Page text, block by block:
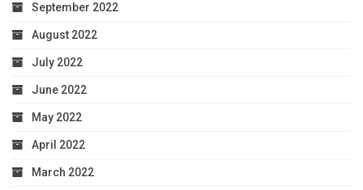
September 2022
August 2022
July 2022
June 2022
May 2022
April 2022
March 2022